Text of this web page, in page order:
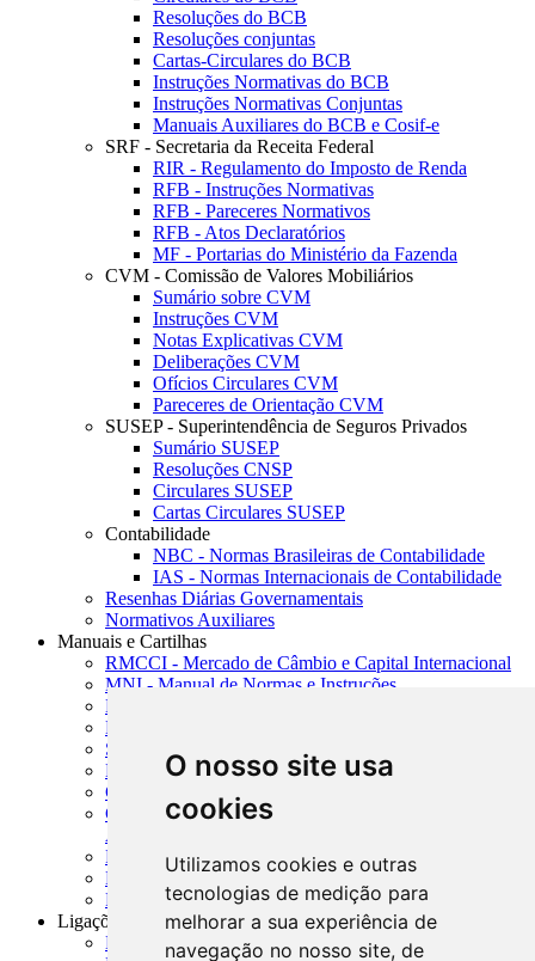
O nosso site usa
cookies
Utilizamos cookies e outras
tecnologias de medição para
melhorar a sua experiência de
navegação no nosso site, de
Resoluções do BCB
Resoluções conjuntas
Cartas-Circulares do BCB
Instruções Normativas do BCB
Instruções Normativas Conjuntas
Manuais Auxiliares do BCB e Cosif-e
SRF - Secretaria da Receita Federal
RIR - Regulamento do Imposto de Renda
RFB - Instruções Normativas
RFB - Pareceres Normativos
RFB - Atos Declaratórios
MF - Portarias do Ministério da Fazenda
CVM - Comissão de Valores Mobiliários
Sumário sobre CVM
Instruções CVM
Notas Explicativas CVM
Deliberações CVM
Ofícios Circulares CVM
Pareceres de Orientação CVM
SUSEP - Superintendência de Seguros Privados
Sumário SUSEP
Resoluções CNSP
Circulares SUSEP
Cartas Circulares SUSEP
Contabilidade
NBC - Normas Brasileiras de Contabilidade
IAS - Normas Internacionais de Contabilidade
Resenhas Diárias Governamentais
Normativos Auxiliares
Manuais e Cartilhas
RMCCI - Mercado de Câmbio e Capital Internacional
MNI - Manual de Normas e Instruções
MTVM - Manual de Títulos e Valores Mobiliários
MCR - Manual de Crédito Rural
SISORF - Manual de Organização do SFN
MASUP - Manual de Supervisão Bancária
CADOC - Catálogo de Documentos
CNAE-CONCLA - Classificação Nacional de
Atividades Econômicas
PMF - Cartilhas do BCB
Manuais Auxiliares do BCB e Cosif-e
Resenhas Diárias Governamentais
Ligações Externas
Links Úteis